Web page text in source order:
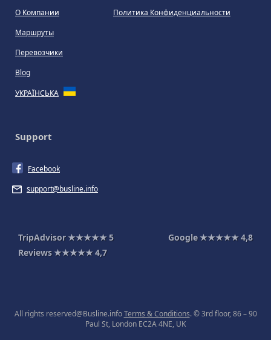
О Компании
Маршруты
Перевозчики
Blog
УКРАЇНСЬКА
Политика Конфиденциальности
Support
Facebook
support@busline.info
TripAdvisor ★★★★★5 Google ★★★★★4,8
Reviews ★★★★★4,7
All rights reserved@Busline.infoTerms & Conditions. © 3rd floor, 86 – 90
Paul St, London EC2A 4NE, UK